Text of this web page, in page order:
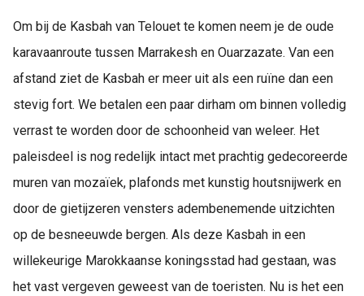
Om bij de Kasbah van Telouet te komen neem je de oude
karavaanroute tussen Marrakesh en Ouarzazate. Van een
afstand ziet de Kasbah er meer uit als een ruïne dan een
stevig fort. We betalen een paar dirham om binnen volledig
verrast te worden door de schoonheid van weleer. Het
paleisdeel is nog redelijk intact met prachtig gedecoreerde
muren van mozaïek, plafonds met kunstig houtsnijwerk en
door de gietijzeren vensters adembenemende uitzichten
op de besneeuwde bergen. Als deze Kasbah in een
willekeurige Marokkaanse koningsstad had gestaan, was
het vast vergeven geweest van de toeristen. Nu is het een